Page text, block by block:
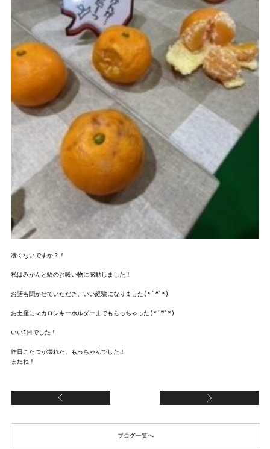
凄くないですか？！
私はみかんと蛤のお吸い物に感動しました！
お話も聞かせていただき、いい経験になりました(*´꒳`*)
お土産にマカロンキーホルダーまでもらっちゃった(*´꒳`*)
いい1日でした！
昨日こたつが壊れた、もっちゃんでした！
ブログ一覧へ